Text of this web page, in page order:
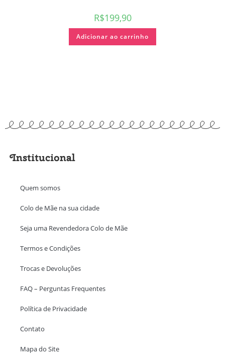
R$199,90
Adicionar ao carrinho
Institucional
Quem somos
Colo de Mãe na sua cidade
Seja uma Revendedora Colo de Mãe
Termos e Condições
Trocas e Devoluções
FAQ – Perguntas Frequentes
Política de Privacidade
Contato
Mapa do Site